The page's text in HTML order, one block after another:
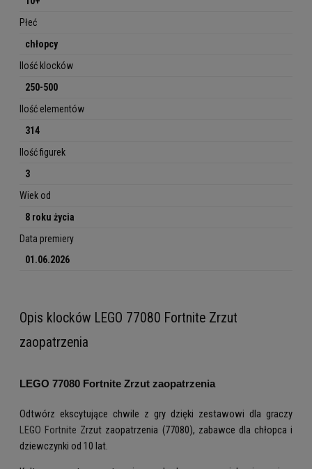
Płeć
chłopcy
Ilość klocków
250-500
Ilość elementów
314
Ilość figurek
3
Wiek od
8 roku życia
Data premiery
01.06.2026
Opis klocków LEGO 77080 Fortnite Zrzut
zaopatrzenia
LEGO 77080 Fortnite Zrzut zaopatrzenia
Odtwórz ekscytujące chwile z gry dzięki zestawowi dla graczy
LEGO Fortnite Zrzut zaopatrzenia (77080), zabawce dla chłopca i
dziewczynki od 10 lat.